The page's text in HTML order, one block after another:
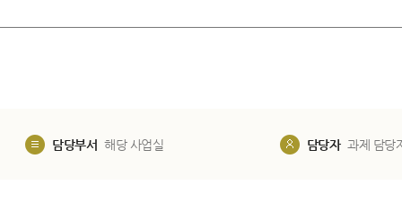
담당부서 해당 사업실 담당자 과제 담당